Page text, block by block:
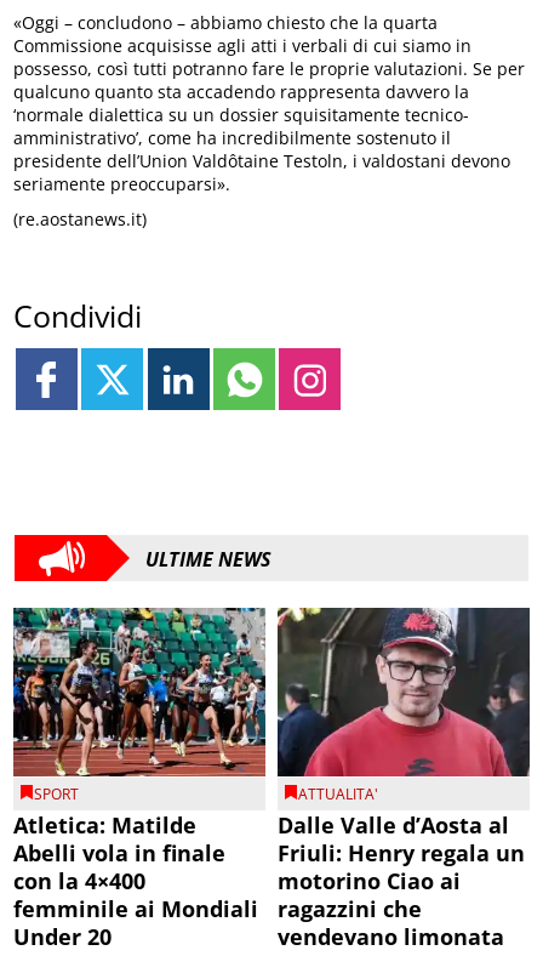
«Oggi – concludono – abbiamo chiesto che la quarta
Commissione acquisisse agli atti i verbali di cui siamo in
possesso, così tutti potranno fare le proprie valutazioni. Se per
qualcuno quanto sta accadendo rappresenta davvero la
‘normale dialettica su un dossier squisitamente tecnico-
amministrativo’, come ha incredibilmente sostenuto il
presidente dell’Union Valdôtaine Testoln, i valdostani devono
seriamente preoccuparsi».
(re.aostanews.it)
Condividi
ULTIME NEWS
SPORT
Atletica: Matilde
Abelli vola in finale
con la 4×400
femminile ai Mondiali
Under 20
ATTUALITA'
Dalle Valle d’Aosta al
Friuli: Henry regala un
motorino Ciao ai
ragazzini che
vendevano limonata